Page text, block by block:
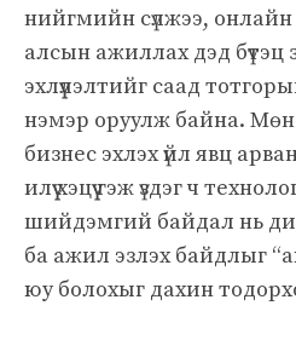
нийгмийн сүлжээ, онлайн
алсын ажиллах дэд бүтэц
эхлүүлэлтийг саад
нэмэр оруулж байна. Мөн
бизнеc эхлэх үйл явц
илүү хэцүү гэж үздэг ч
шийдэмгий байдал нь
ба ажил эзлэх байдлыг
юу болохыг дахин